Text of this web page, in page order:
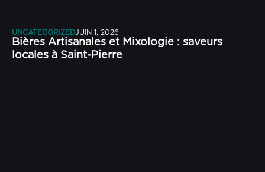
UNCATEGORIZEDJUIN 1, 2026
Bières Artisanales et Mixologie : saveurs
locales à Saint-Pierre